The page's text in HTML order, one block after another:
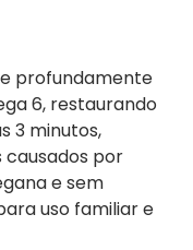
profundamente
6, restaurando
3 minutos,
por
e sem
uso familiar e